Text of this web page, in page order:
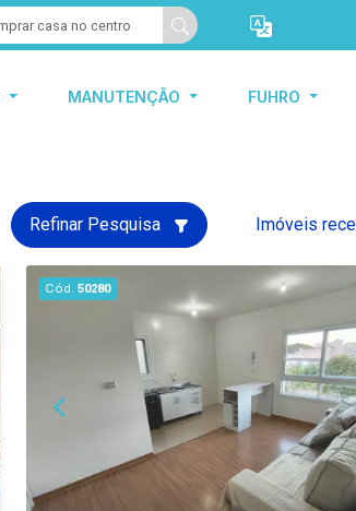
MANUTENÇÃO FUHRO
Refinar Pesquisa
Cód. 50280